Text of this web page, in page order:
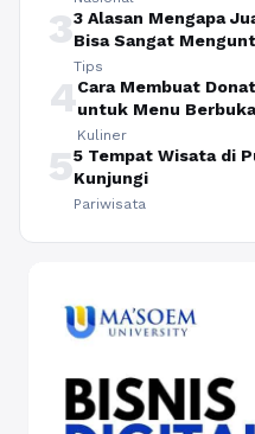
33 Alasan Mengapa
Bisa Sangat
Tips
4Cara Membuat
untuk Menu
Kuliner
55 Tempat Wisata di
Kunjungi
Pariwisata